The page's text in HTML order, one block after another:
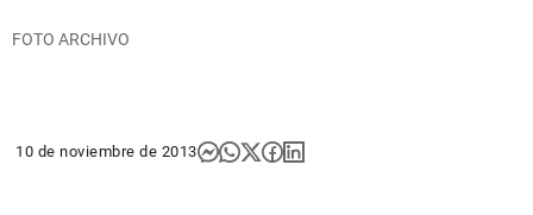
FOTO ARCHIVO
10 de noviembre de 2013